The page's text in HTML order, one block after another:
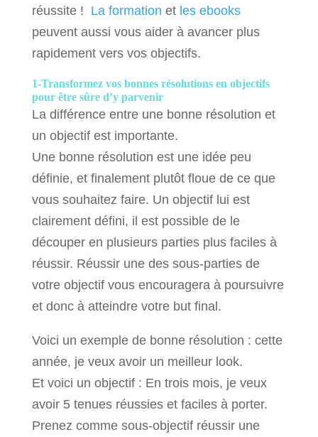
réussite ! La formation et les ebooks
peuvent aussi vous aider à avancer plus
rapidement vers vos objectifs.
1-Transformez vos bonnes résolutions en objectifs
pour être sûre d’y parvenir
La différence entre une bonne résolution et
un objectif est importante.
Une bonne résolution est une idée peu
définie, et finalement plutôt floue de ce que
vous souhaitez faire. Un objectif lui est
clairement défini, il est possible de le
découper en plusieurs parties plus faciles à
réussir. Réussir une des sous-parties de
votre objectif vous encouragera à poursuivre
et donc à atteindre votre but final.
Voici un exemple de bonne résolution : cette
année, je veux avoir un meilleur look.
Et voici un objectif : En trois mois, je veux
avoir 5 tenues réussies et faciles à porter.
Prenez comme sous-objectif réussir une